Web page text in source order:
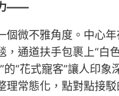
——
個微不雅角度。中心
，通道扶手包裹上“白
的“花式寵客”讓人印象
理常態化，點對點接駁